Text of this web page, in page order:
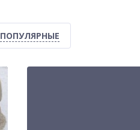
ПОПУЛЯРНЫЕ